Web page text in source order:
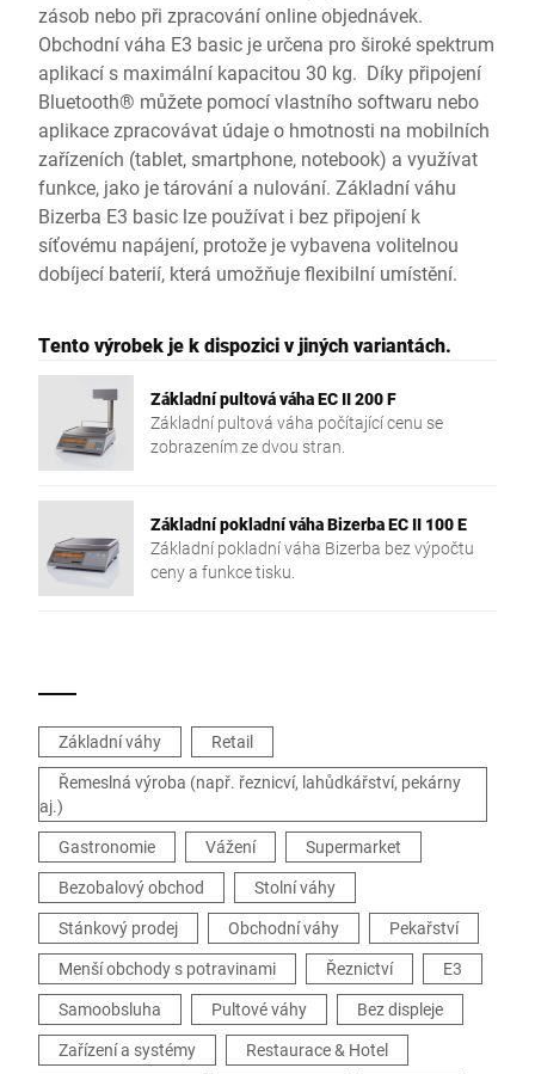
zásob nebo při zpracování online objednávek.
Obchodní váha E3 basic je určena pro široké spektrum
aplikací s maximální kapacitou 30 kg. Díky připojení
Bluetooth® můžete pomocí vlastního softwaru nebo
aplikace zpracovávat údaje o hmotnosti na mobilních
zařízeních (tablet, smartphone, notebook) a využívat
funkce, jako je tárování a nulování. Základní váhu
Bizerba E3 basic lze používat i bez připojení k
síťovému napájení, protože je vybavena volitelnou
dobíjecí baterií, která umožňuje flexibilní umístění.
Tento výrobek je k dispozici v jiných variantách.
Základní pultová váha EC II 200 F
Základní pultová váha počítající cenu se
zobrazením ze dvou stran.
Základní pokladní váha Bizerba EC II 100 E
Základní pokladní váha Bizerba bez výpočtu
ceny a funkce tisku.
Základní váhy
Retail
Řemeslná výroba (např. řeznicví, lahůdkářství, pekárny
aj.)
Gastronomie
Vážení
Supermarket
Bezobalový obchod
Stolní váhy
Stánkový prodej
Obchodní váhy
Pekařství
Menší obchody s potravinami
Řeznictví
E3
Samoobsluha
Pultové váhy
Bez displeje
Zařízení a systémy
Restaurace & Hotel